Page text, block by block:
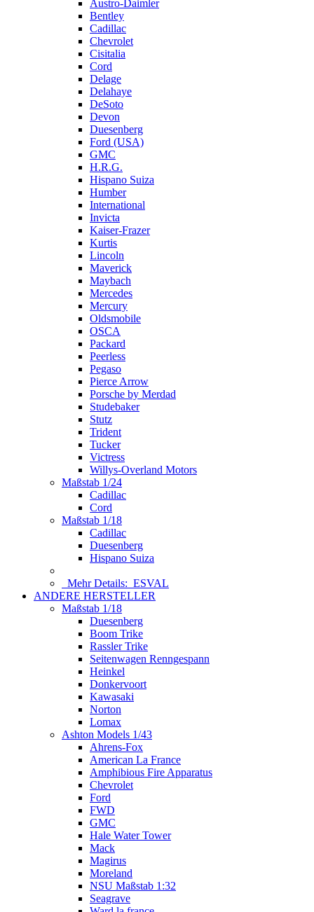
Austro-Daimler
Bentley
Cadillac
Chevrolet
Cisitalia
Cord
Delage
Delahaye
DeSoto
Devon
Duesenberg
Ford (USA)
GMC
H.R.G.
Hispano Suiza
Humber
International
Invicta
Kaiser-Frazer
Kurtis
Lincoln
Maverick
Maybach
Mercedes
Mercury
Oldsmobile
OSCA
Packard
Peerless
Pegaso
Pierce Arrow
Porsche by Merdad
Studebaker
Stutz
Trident
Tucker
Victress
Willys-Overland Motors
Maßstab 1/24
Cadillac
Cord
Maßstab 1/18
Cadillac
Duesenberg
Hispano Suiza
Mehr Details: ESVAL
ANDERE HERSTELLER
Maßstab 1/18
Duesenberg
Boom Trike
Rassler Trike
Seitenwagen Renngespann
Heinkel
Donkervoort
Kawasaki
Norton
Lomax
Ashton Models 1/43
Ahrens-Fox
American La France
Amphibious Fire Apparatus
Chevrolet
Ford
FWD
GMC
Hale Water Tower
Mack
Magirus
Moreland
NSU Maßstab 1:32
Seagrave